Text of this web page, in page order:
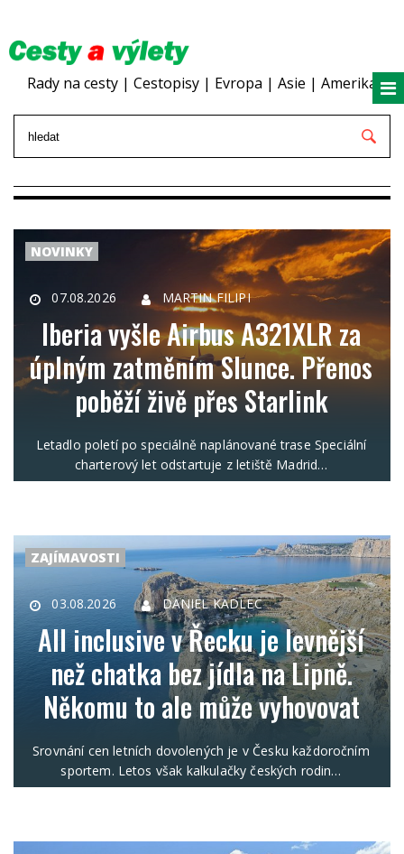
Rady na cesty | Cestopisy | Evropa | Asie | Amerika
NOVINKY
07.08.2026 MARTIN FILIPI
Iberia vyšle Airbus A321XLR za
úplným zatměním Slunce. Přenos
poběží živě přes Starlink
Letadlo poletí po speciálně naplánované trase Speciální
charterový let odstartuje z letiště Madrid…
ZAJÍMAVOSTI
03.08.2026 DANIEL KADLEC
All inclusive v Řecku je levnější
než chatka bez jídla na Lipně.
Někomu to ale může vyhovovat
Srovnání cen letních dovolených je v Česku každoročním
sportem. Letos však kalkulačky českých rodin…